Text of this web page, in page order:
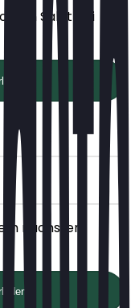
Salat bei
nächsten